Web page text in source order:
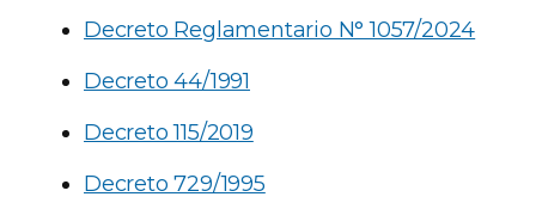
Decreto Reglamentario N° 1057/2024
Decreto 44/1991
Decreto 115/2019
Decreto 729/1995